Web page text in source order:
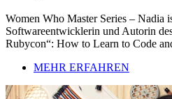
Women Who Master Series – Nadia
Softwareentwicklerin und Autorin
Rubycon“: How to Learn to Code
MEHR ERFAHREN